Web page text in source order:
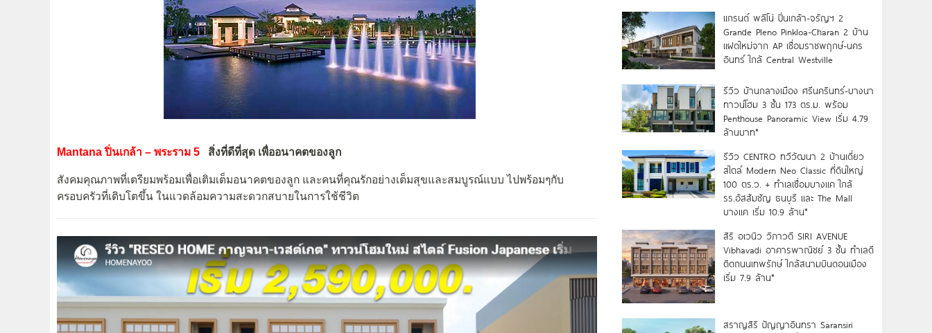
Mantana ปิ่นเกล้า – พระราม 5 สิ่งที่ดีที่สุด เพื่ออนาคตของลูก
สังคมคุณภาพที่เตรียมพร้อมเพื่อเติมเต็มอนาคตของลูก และคนที่คุณรักอย่างเต็มสุขและสมบูรณ์แบบ ไปพร้อมๆกับ
ครอบครัวที่เติบโตขึ้น ในแวดล้อมความสะดวกสบายในการใช้ชีวิต
แกรนด์ พลีโน่ ปิ่นเกล้า-จรัญฯ 2
Grande Pleno Pinkloa-Charan 2 บ้าน
แฝดใหม่จาก AP เชื่อมราชพฤกษ์-นคร
อินทร์ ใกล้ Central Westville
รีวิว บ้านกลางเมือง ศรีนครินทร์-บางนา
ทาวน์โฮม 3 ชั้น 173 ตร.ม. พร้อม
Penthouse Panoramic View เริ่ม 4.79
ล้านบาท*
รีวิว CENTRO ทวีวัฒนา 2 บ้านเดี่ยว
สไตล์ Modern Neo Classic ที่ดินใหญ่
100 ตร.ว. + ทำเลเชื่อมบางแค ใกล้
รร.อัสสัมชัญ ธนบุรี และ The Mall
บางแค เริ่ม 10.9 ล้าน*
สิริ อเวนิว วิภาวดี SIRI AVENUE
Vibhavadi อาคารพาณิชย์ 3 ชั้น ทำเลดี
ติดถนนเทพรักษ์ ใกล้สนามบินดอนเมือง
เริ่ม 7.9 ล้าน*
สราญสิริ ปัญญาอินทรา Saransiri